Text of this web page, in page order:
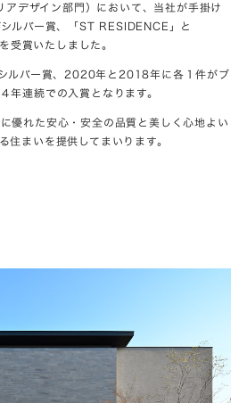
デザイン部門）において、当社が手掛け
ルバー賞、「ST RESIDENCE」と
受賞いたしました。
ルバー賞、2020年と2018年に各１件がブ
年連続での入賞となります。
優れた安心・安全の品質と美しく心地よい
住まいを提供してまいります。